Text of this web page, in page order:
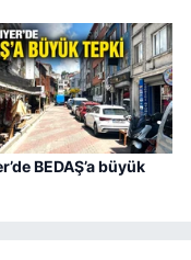
BEDAŞ’a büyük